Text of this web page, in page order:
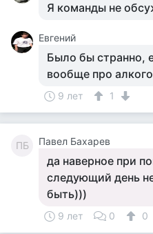
Я команды не
Евгений
Было бы странно,
вообще про
9 лет 1
ПБ Пaвел Бaхaрeв
да наверное при
следующий день
быть)))
9 лет 0 0